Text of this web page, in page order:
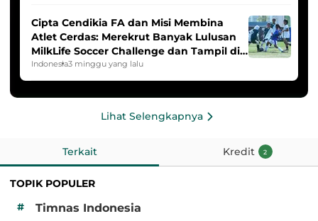
Cipta Cendikia FA dan Misi Membina
Atlet Cerdas: Merekrut Banyak Lulusan
MilkLife Soccer Challenge dan Tampil di
HYDROPLUS Soccer League
Indonesia3 minggu yang lalu
Lihat Selengkapnya
Terkait Kredit 2
TOPIK POPULER
#
Timnas Indonesia